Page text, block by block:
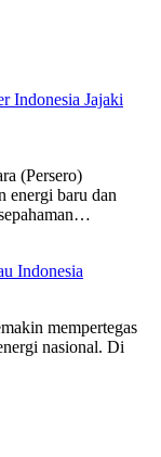
Indonesia Jajaki
(Persero)
energi baru dan
Indonesia
mempertegas
nasional. Di